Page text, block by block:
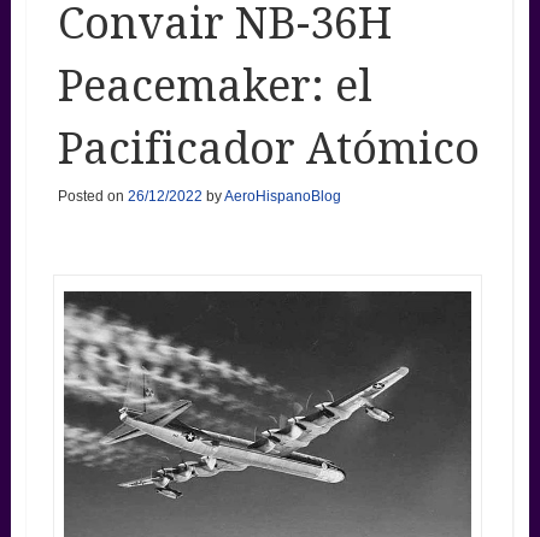
Convair NB-36H
Peacemaker: el
Pacificador Atómico
Posted on 26/12/2022 byAeroHispanoBlog